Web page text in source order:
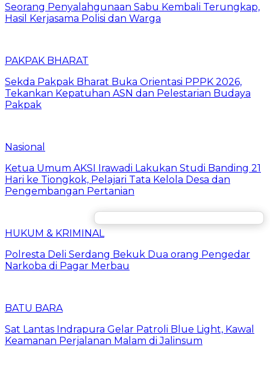
Seorang Penyalahgunaan Sabu Kembali Terungkap,
Hasil Kerjasama Polisi dan Warga
PAKPAK BHARAT
Sekda Pakpak Bharat Buka Orientasi PPPK 2026,
Tekankan Kepatuhan ASN dan Pelestarian Budaya
Pakpak
Nasional
Ketua Umum AKSI Irawadi Lakukan Studi Banding 21
Hari ke Tiongkok, Pelajari Tata Kelola Desa dan
Pengembangan Pertanian
HUKUM & KRIMINAL
Polresta Deli Serdang Bekuk Dua orang Pengedar
Narkoba di Pagar Merbau
BATU BARA
Sat Lantas Indrapura Gelar Patroli Blue Light, Kawal
Keamanan Perjalanan Malam di Jalinsum